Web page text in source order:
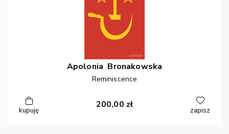
Apolonia Bronakowska
Reminiscence
kupuję
200,00 zł
zapisz